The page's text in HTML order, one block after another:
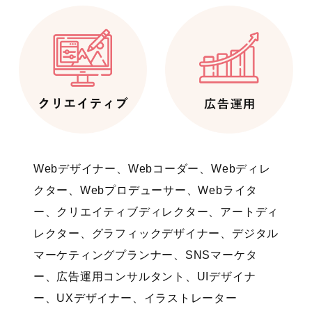
Webデザイナー、Webコーダー、Webディレ
クター、Webプロデューサー、Webライタ
ー、クリエイティブディレクター、アートディ
レクター、グラフィックデザイナー、デジタル
マーケティングプランナー、SNSマーケタ
ー、広告運用コンサルタント、UIデザイナ
ー、UXデザイナー、イラストレーター